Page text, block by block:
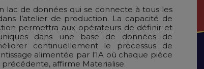
de données qui se connecte à tous les
l’atelier de production. La capacité de
permettra aux opérateurs de définir et
dans une base de données de
continuellement le processus de
alimentée par l’IA où chaque pièce
affirme Materialise.